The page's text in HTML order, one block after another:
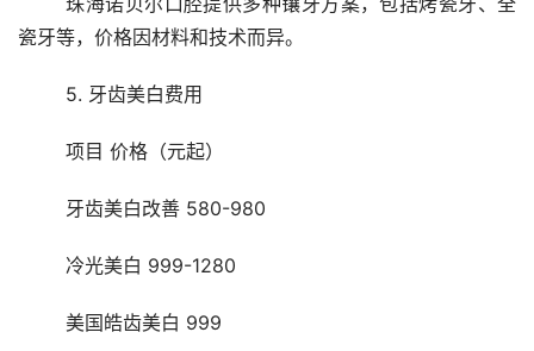
瓷牙等，价格因材料和技术而异。
	5. 牙齿美白费用
	项目 价格（元起）
	牙齿美白改善 580-980
	冷光美白 999-1280
	美国皓齿美白 999